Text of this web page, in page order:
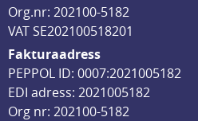
Org.nr: 202100-5182
VAT SE202100518201
Fakturaadress
PEPPOL ID: 0007:2021005182
EDI adress: 2021005182
Org nr: 202100-5182